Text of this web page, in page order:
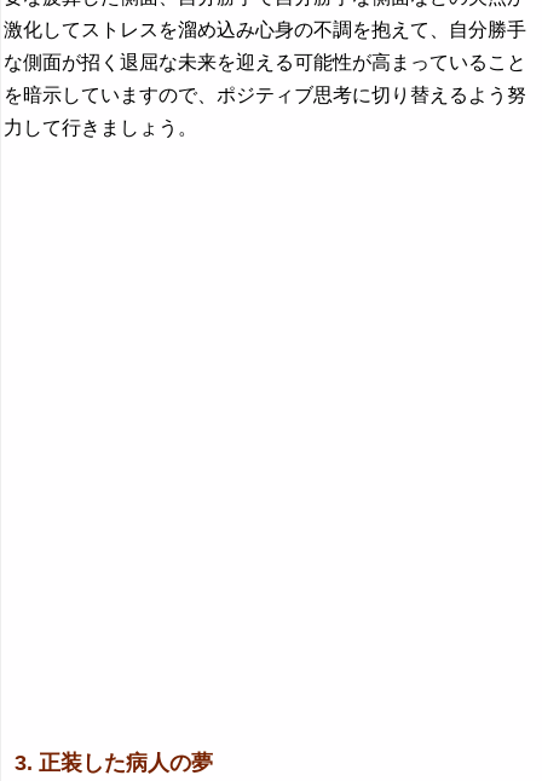
激化してストレスを溜め込み心身の不調を抱えて、自分勝手
な側面が招く退屈な未来を迎える可能性が高まっていること
を暗示していますので、ポジティブ思考に切り替えるよう努
力して行きましょう。
3. 正装した病人の夢